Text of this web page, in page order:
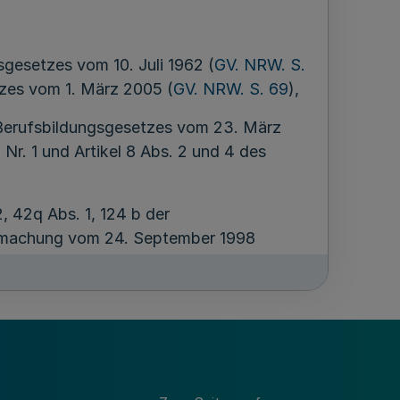
vom 10. Juli 1962 (GV. NRW. S.
vom 1. März 2005 (GV. NRW. S. 69),
vom 23. März
1 und Artikel 8 Abs. 2 und 4 des
42q Abs. 1, 124 b der
vom 24. September 1998
in der Fassung der